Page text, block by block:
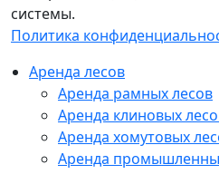
системы.
Политика
Аренда лесов
Аренда рамных лесов
Аренда клиновых
Аренда хомутовых
Аренда